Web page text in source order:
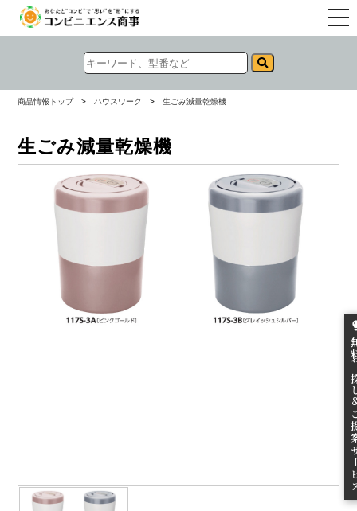
無
ご
商品情報トップ > ハウスワーク > 生ごみ減量乾燥機
生ごみ減量乾燥機